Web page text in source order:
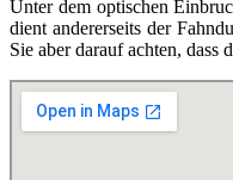
Unter dem optischen
dient andererseits der
Sie aber darauf achten, dass